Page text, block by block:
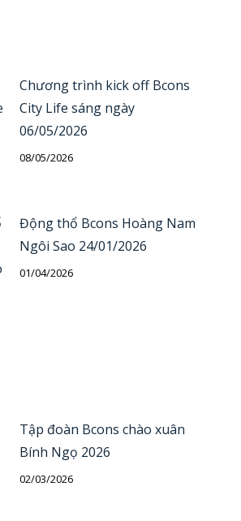
Chương trình kick off Bcons
City Life sáng ngày
06/05/2026
08/05/2026
Động thổ Bcons Hoàng Nam
Ngôi Sao 24/01/2026
01/04/2026
Tập đoàn Bcons chào xuân
Bính Ngọ 2026
02/03/2026